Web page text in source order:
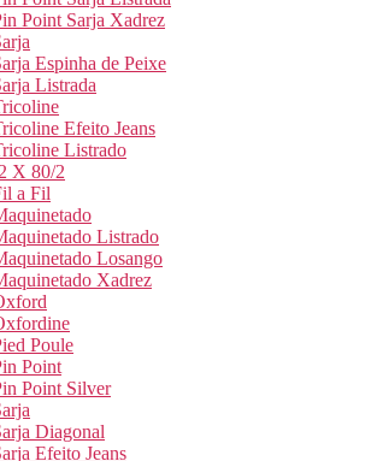
Point Sarja Xadrez
Espinha de Peixe
Listrada
Efeito Jeans
Listrado
X 80/2
a Fil
Listrado
Losango
Xadrez
Poule
Point
Point Silver
Diagonal
Efeito Jeans